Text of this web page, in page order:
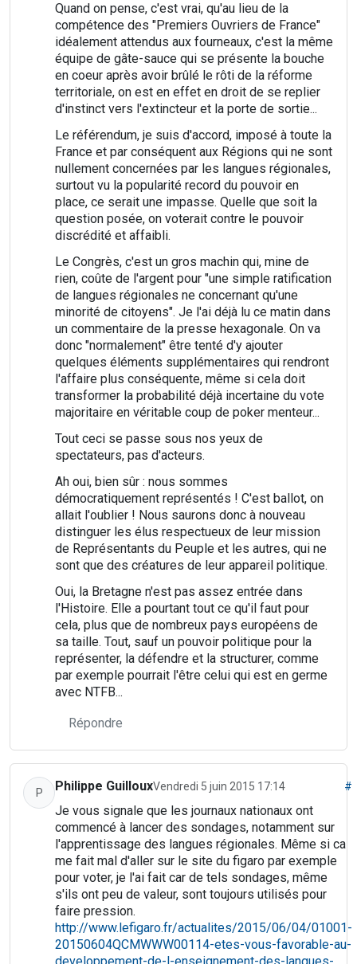
Quand on pense, c'est vrai, qu'au lieu de la
compétence des "Premiers Ouvriers de France"
idéalement attendus aux fourneaux, c'est la même
équipe de gâte-sauce qui se présente la bouche
en coeur après avoir brûlé le rôti de la réforme
territoriale, on est en effet en droit de se replier
d'instinct vers l'extincteur et la porte de sortie...
Le référendum, je suis d'accord, imposé à toute la
France et par conséquent aux Régions qui ne sont
nullement concernées par les langues régionales,
surtout vu la popularité record du pouvoir en
place, ce serait une impasse. Quelle que soit la
question posée, on voterait contre le pouvoir
discrédité et affaibli.
Le Congrès, c'est un gros machin qui, mine de
rien, coûte de l'argent pour "une simple ratification
de langues régionales ne concernant qu'une
minorité de citoyens". Je l'ai déjà lu ce matin dans
un commentaire de la presse hexagonale. On va
donc "normalement" être tenté d'y ajouter
quelques éléments supplémentaires qui rendront
l'affaire plus conséquente, même si cela doit
transformer la probabilité déjà incertaine du vote
majoritaire en véritable coup de poker menteur...
Tout ceci se passe sous nos yeux de
spectateurs, pas d'acteurs.
Ah oui, bien sûr : nous sommes
démocratiquement représentés ! C'est ballot, on
allait l'oublier ! Nous saurons donc à nouveau
distinguer les élus respectueux de leur mission
de Représentants du Peuple et les autres, qui ne
sont que des créatures de leur appareil politique.
Oui, la Bretagne n'est pas assez entrée dans
l'Histoire. Elle a pourtant tout ce qu'il faut pour
cela, plus que de nombreux pays européens de
sa taille. Tout, sauf un pouvoir politique pour la
représenter, la défendre et la structurer, comme
par exemple pourrait l'être celui qui est en germe
avec NTFB...
Répondre
P Philippe GuillouxVendredi 5 juin 2015 17:14 #
Je vous signale que les journaux nationaux ont
commencé à lancer des sondages, notamment sur
l'apprentissage des langues régionales. Même si ca
me fait mal d'aller sur le site du figaro par exemple
pour voter, je l'ai fait car de tels sondages, même
s'ils ont peu de valeur, sont toujours utilisés pour
faire pression.
http://www.lefigaro.fr/actualites/2015/06/04/01001-
20150604QCMWWW00114-etes-vous-favorable-au-